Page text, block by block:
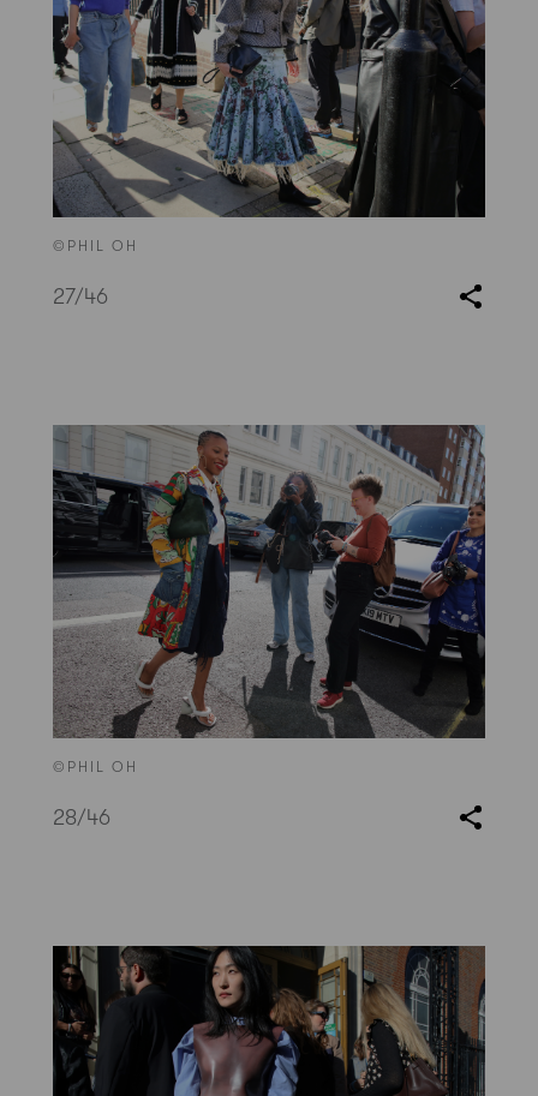
©PHIL OH
27/46
©PHIL OH
28/46